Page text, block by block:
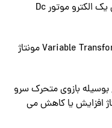
استابلایزر ولتاژ سری SVC در هر فاز دارای یک الکترو موتور Dc
که بر روی ترانس متغیر Variable Transformer Or Variac مونتاژ
بازوی متحرک سرو
افزایش یا کاهش می